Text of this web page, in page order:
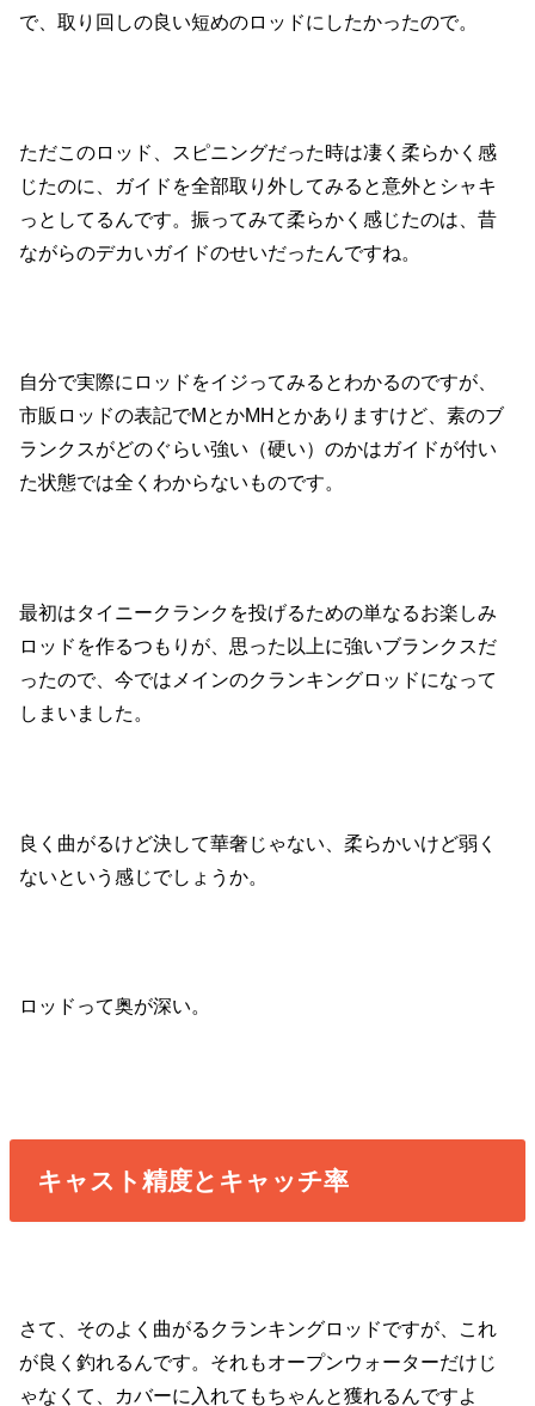
で、取り回しの良い短めのロッドにしたかったので。
ただこのロッド、スピニングだった時は凄く柔らかく感
じたのに、ガイドを全部取り外してみると意外とシャキ
っとしてるんです。振ってみて柔らかく感じたのは、昔
ながらのデカいガイドのせいだったんですね。
自分で実際にロッドをイジってみるとわかるのですが、
市販ロッドの表記でMとかMHとかありますけど、素のブ
ランクスがどのぐらい強い（硬い）のかはガイドが付い
た状態では全くわからないものです。
最初はタイニークランクを投げるための単なるお楽しみ
ロッドを作るつもりが、思った以上に強いブランクスだ
ったので、今ではメインのクランキングロッドになって
しまいました。
良く曲がるけど決して華奢じゃない、柔らかいけど弱く
ないという感じでしょうか。
ロッドって奥が深い。
キャスト精度とキャッチ率
さて、そのよく曲がるクランキングロッドですが、これ
が良く釣れるんです。それもオープンウォーターだけじ
ゃなくて、カバーに入れてもちゃんと獲れるんですよ